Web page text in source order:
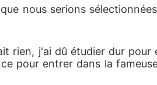
nous serions
rien, j'ai dû étudier dur
pour entrer dans la